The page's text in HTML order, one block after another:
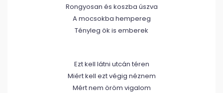
Rongyosan és koszba úszva
A mocsokba hempereg
Tényleg ök is emberek
Ezt kell látni utcán téren
Miért kell ezt végig néznem
Mért nem öröm vigalom